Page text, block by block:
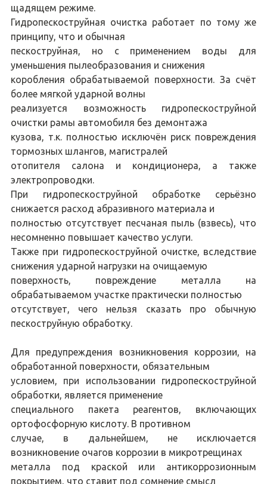
щадящем режиме.
Гидропескоструйная очистка работает по тому же
принципу, что и обычная
пескоструйная, но с применением воды для
уменьшения пылеобразования и снижения
коробления обрабатываемой поверхности. За счёт
более мягкой ударной волны
реализуется возможность гидропескоструйной
очистки рамы автомобиля без демонтажа
кузова, т.к. полностью исключён риск повреждения
тормозных шлангов, магистралей
отопителя салона и кондиционера, а также
электропроводки.
При гидропескоструйной обработке серьёзно
снижается расход абразивного материала и
полностью отсутствует песчаная пыль (взвесь), что
несомненно повышает качество услуги.
Также при гидропескоструйной очистке, вследствие
снижения ударной нагрузки на очищаемую
поверхность, повреждение металла на
обрабатываемом участке практически полностью
отсутствует, чего нельзя сказать про обычную
пескоструйную обработку.
Для предупреждения возникновения коррозии, на
обработанной поверхности, обязательным
условием, при использовании гидропескоструйной
обработки, является применение
специального пакета реагентов, включающих
ортофосфорную кислоту. В противном
случае, в дальнейшем, не исключается
возникновение очагов коррозии в микротрещинах
металла под краской или антикоррозионным
покрытием, что ставит под сомнение смысл